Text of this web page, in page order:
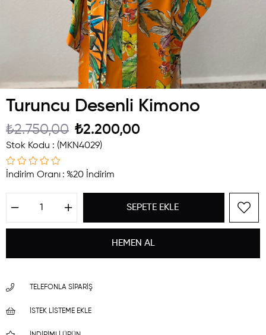
Turuncu Desenli Kimono
₺2.750,00 ₺2.200,00
Stok Kodu (MKN4029)
İndirim Oranı : %20 İndirim
TELEFONLA SIPARIŞ
İSTEK LISTEME EKLE